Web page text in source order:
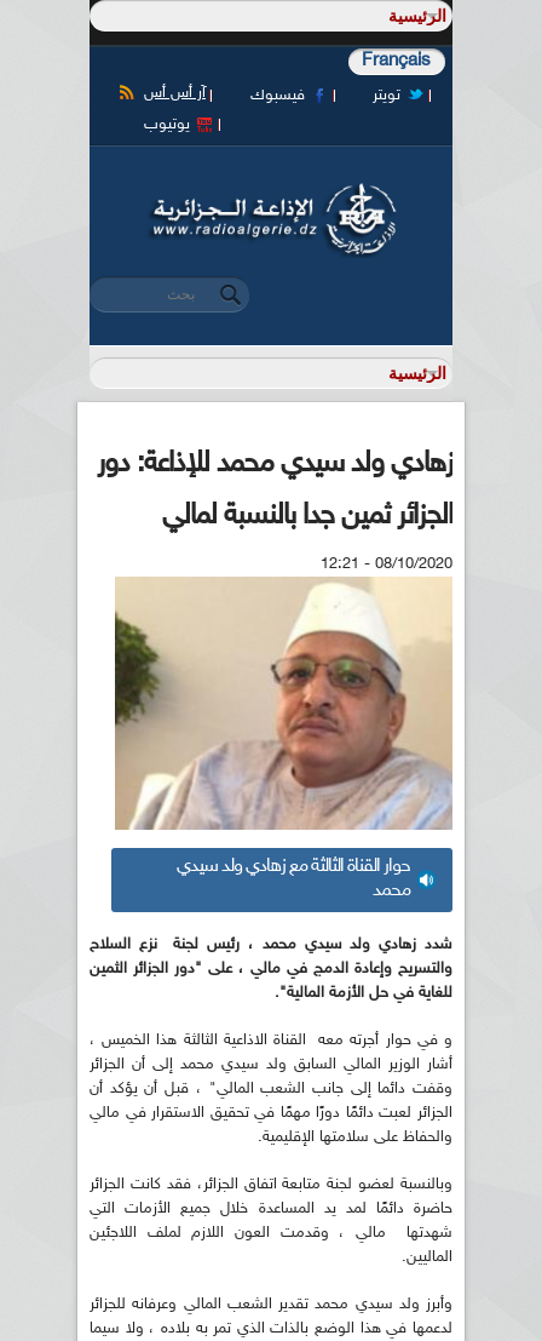
Français
آر أس أس فيسبوك
تويتر
يوتيوب
استمارة البحث
‏بحث ‏
زهادي ولد سيدي محمد للإذاعة: دور
الجزائر ثمين جدا بالنسبة لمالي
08/10/2020 - 12:21
حوار القناة الثالثة مع زهادي ولد سيدي
محمد
شدد زهادي ولد سيدي محمد ، رئيس لجنة نزع السلاح
والتسريح وإعادة الدمج في مالي ، على "دور الجزائر الثمين
للغاية في حل الأزمة المالية".
و في حوار أجرته معه القناة الاذاعية الثالثة هذا الخميس ،
أشار الوزير المالي السابق ولد سيدي محمد إلى أن الجزائر
وقفت دائما إلى جانب الشعب المالي" ، قبل أن يؤكد أن
الجزائر لعبت دائمًا دورًا مهمًا في تحقيق الاستقرار في مالي
والحفاظ على سلامتها الإقليمية.
وبالنسبة لعضو لجنة متابعة اتفاق الجزائر، فقد كانت الجزائر
حاضرة دائمًا لمد يد المساعدة خلال جميع الأزمات التي
شهدتها مالي ، وقدمت العون اللازم لملف اللاجئين
الماليين.
وأبرز ولد سيدي محمد تقدير الشعب المالي وعرفانه للجزائر
لدعمها في هذا الوضع بالذات الذي تمر به بلاده ، ولا سيما